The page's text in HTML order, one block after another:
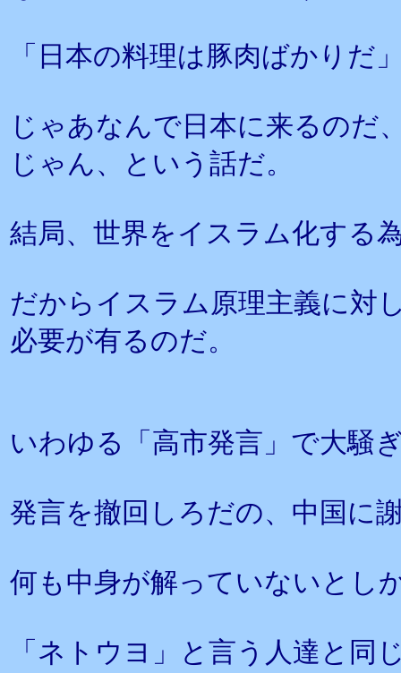
「日本の料理は豚肉ばかりだ
じゃあなんで日本に来るのだ
じゃん、という話だ。
結局、世界をイスラム化する
だからイスラム原理主義に対
必要が有るのだ。
いわゆる「高市発言」で大騒
発言を撤回しろだの、中国に
何も中身が解っていないとし
「ネトウヨ」と言う人達と同